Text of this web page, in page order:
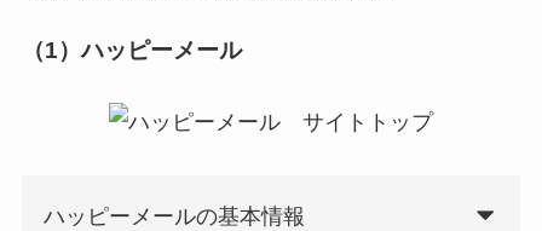
（1）ハッピーメール
ハッピーメールの基本情報